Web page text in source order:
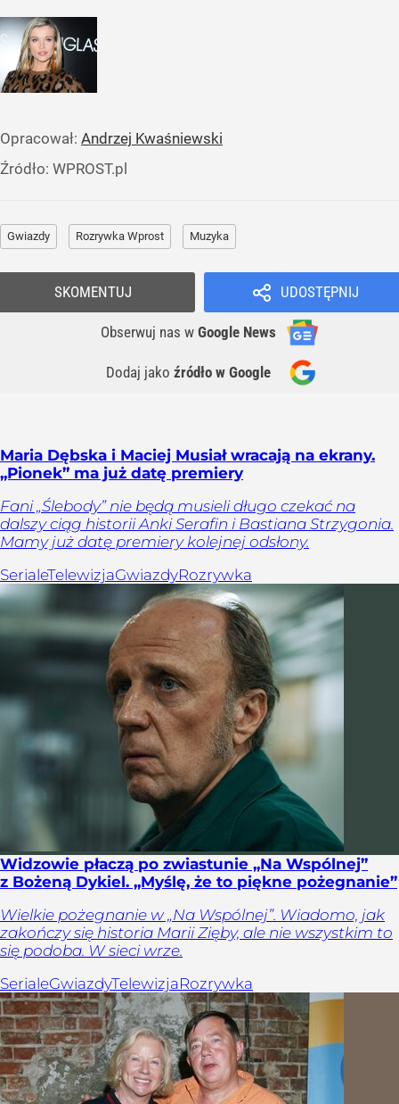
Opracował: Andrzej Kwaśniewski
Źródło: WPROST.pl
Gwiazdy Rozrywka Wprost Muzyka
UDOSTĘPNIJ
Obserwuj nas w Google News
Dodaj jako źródło w Google
SKOMENTUJ
Maria Dębska i Maciej Musiał wracają na ekrany.
„Pionek” ma już datę premiery
Fani „Ślebody” nie będą musieli długo czekać na
dalszy ciąg historii Anki Serafin i Bastiana Strzygonia.
Mamy już datę premiery kolejnej odsłony.
SerialeTelewizjaGwiazdyRozrywka
Widzowie płaczą po zwiastunie „Na Wspólnej”
z Bożeną Dykiel. „Myślę, że to piękne pożegnanie”
Wielkie pożegnanie w „Na Wspólnej”. Wiadomo, jak
zakończy się historia Marii Zięby, ale nie wszystkim to
się podoba. W sieci wrze.
SerialeGwiazdyTelewizjaRozrywka